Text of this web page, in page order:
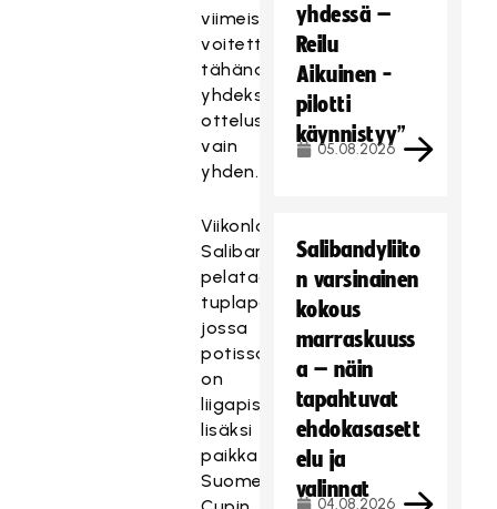
viimeisenä
voitettuaan
tähänastisista
yhdeksästä
ottelustaan
vain
yhden.
Viikonloppuna
Salibandyliigassa
pelataan
tuplapanoskierros,
jossa
potissa
on
liigapisteiden
lisäksi
paikka
Suomen
yhdessä –
Reilu
Aikuinen -
pilotti
käynnistyy”
05.08.2026
Salibandyliito
n varsinainen
kokous
marraskuuss
a – näin
tapahtuvat
ehdokasasett
elu ja
valinnat
04.08.2026